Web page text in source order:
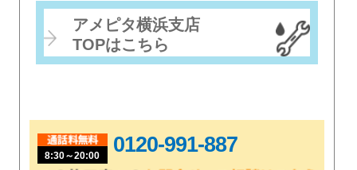
アメピタ横浜支店
TOPはこちら
8:30～20:00 0120-991-887